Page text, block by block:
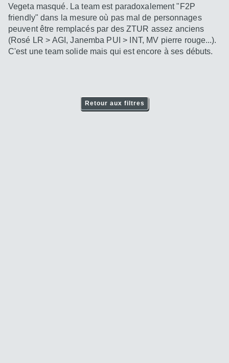
Vegeta masqué. La team est paradoxalement "F2P
friendly" dans la mesure où pas mal de personnages
peuvent être remplacés par des ZTUR assez anciens
(Rosé LR > AGI, Janemba PUI > INT, MV pierre rouge...).
C'est une team solide mais qui est encore à ses débuts.
Retour aux filtres